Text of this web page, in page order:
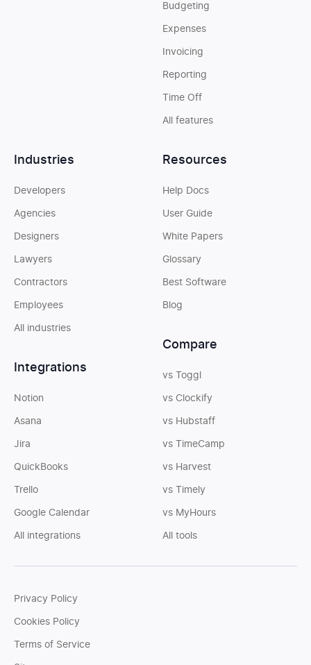
Budgeting
Expenses
Invoicing
Reporting
Time Off
All features
Industries
Developers
Agencies
Designers
Lawyers
Contractors
Employees
All industries
Integrations
Notion
Asana
Jira
QuickBooks
Trello
Google Calendar
All integrations
Resources
Help Docs
User Guide
White Papers
Glossary
Best Software
Blog
Compare
vs Toggl
vs Clockify
vs Hubstaff
vs TimeCamp
vs Harvest
vs Timely
vs MyHours
All tools
Privacy Policy
Cookies Policy
Terms of Service